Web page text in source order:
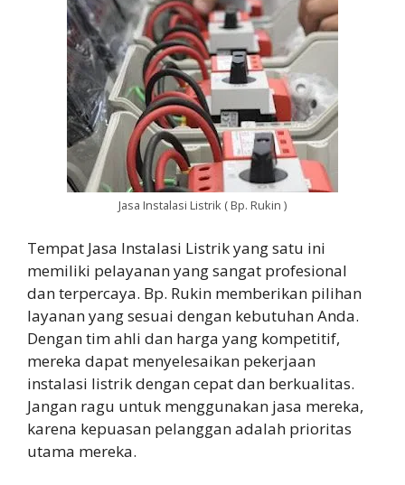
Jasa Instalasi Listrik ( Bp. Rukin )
Tempat Jasa Instalasi Listrik yang satu ini
memiliki pelayanan yang sangat profesional
dan terpercaya. Bp. Rukin memberikan pilihan
layanan yang sesuai dengan kebutuhan Anda.
Dengan tim ahli dan harga yang kompetitif,
mereka dapat menyelesaikan pekerjaan
instalasi listrik dengan cepat dan berkualitas.
Jangan ragu untuk menggunakan jasa mereka,
karena kepuasan pelanggan adalah prioritas
utama mereka.